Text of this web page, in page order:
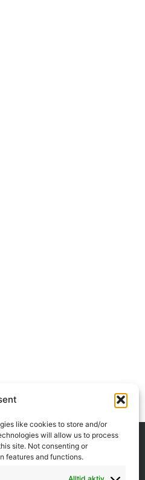
like cookies to store and/or
will allow us to process
site. Not consenting or
features and functions.